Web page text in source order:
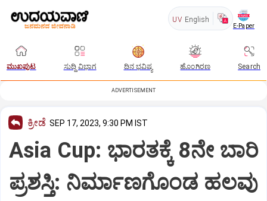
UV English
E-Paper
ಮುಖಪುಟ ಸುದ್ದಿ ವಿಭಾಗ ದಿನ ಭವಿಷ್ಯ ಹೊಂಗಿರಣ Search
ADVERTISEMENT
ಕ್ರೀಡೆ SEP 17, 2023, 9:30 PM IST
Asia Cup: ಭಾರತಕ್ಕೆ 8ನೇ ಬಾರಿ
ಪ್ರಶಸ್ತಿ: ನಿರ್ಮಾಣಗೊಂಡ ಹಲವು